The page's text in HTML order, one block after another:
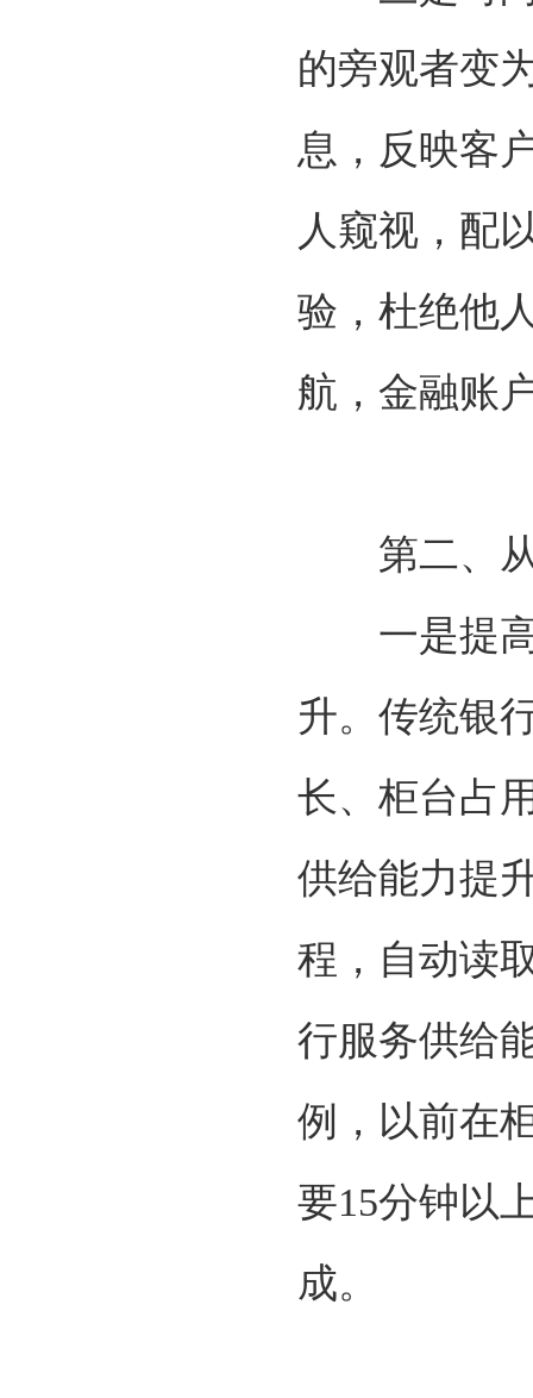
的旁观者变
息，反映客
人窥视，配
验，杜绝他
航，金融账
第二、从
一是提高
升。传统银
长、柜台占
供给能力提
程，自动读
行服务供给
例，以前在
要15分钟以
成。